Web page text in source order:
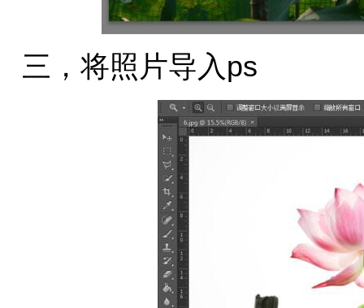
三，将照片导入ps